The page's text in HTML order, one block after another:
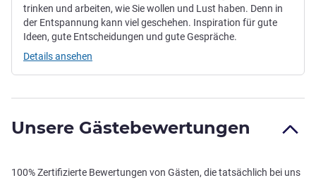
trinken und arbeiten, wie Sie wollen und Lust haben. Denn in
der Entspannung kann viel geschehen. Inspiration für gute
Ideen, gute Entscheidungen und gute Gespräche.
Details ansehen
Unsere Gästebewertungen
100% Zertifizierte Bewertungen von Gästen, die tatsächlich bei uns